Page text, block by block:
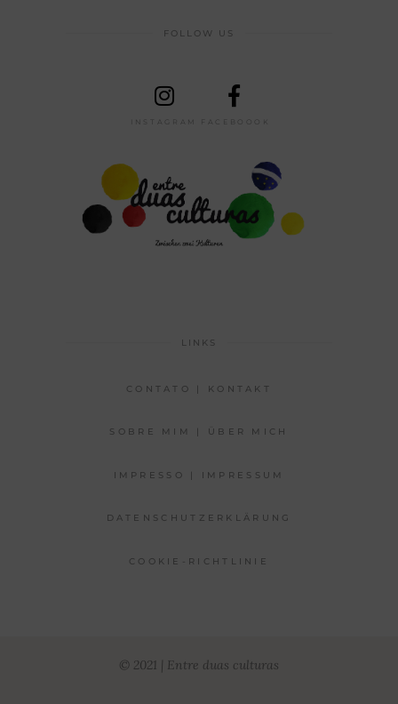
FOLLOW US
INSTAGRAM FACEBOOOK
LINKS
CONTATO | KONTAKT
SOBRE MIM | ÜBER MICH
IMPRESSO | IMPRESSUM
DATENSCHUTZERKLÄRUNG
COOKIE-RICHTLINIE
© 2021 | Entre duas culturas